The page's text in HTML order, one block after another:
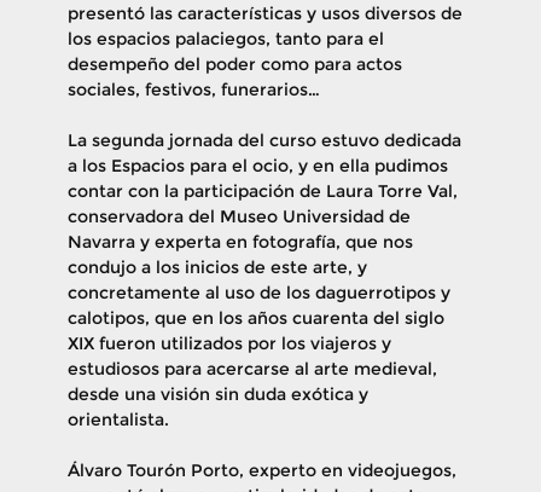
presentó las características y usos diversos de
los espacios palaciegos, tanto para el
desempeño del poder como para actos
sociales, festivos, funerarios…
La segunda jornada del curso estuvo dedicada
a los Espacios para el ocio, y en ella pudimos
contar con la participación de Laura Torre Val,
conservadora del Museo Universidad de
Navarra y experta en fotografía, que nos
condujo a los inicios de este arte, y
concretamente al uso de los daguerrotipos y
calotipos, que en los años cuarenta del siglo
XIX fueron utilizados por los viajeros y
estudiosos para acercarse al arte medieval,
desde una visión sin duda exótica y
orientalista.
Álvaro Tourón Porto, experto en videojuegos,